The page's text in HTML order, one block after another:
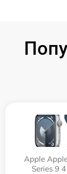
Apple
Series 9